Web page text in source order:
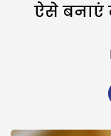
ऐसे बनाएं